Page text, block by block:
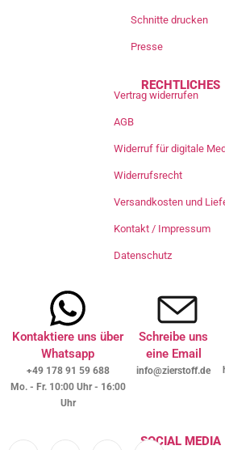
Schnitte drucken
Presse
RECHTLICHES
Vertrag widerrufen
AGB
Widerruf für digitale
Widerrufsrecht
Versandkosten und
Kontakt / Impressum
Datenschutz
Kontaktiere uns über
Whatsapp
+49 178 91 59 688
Mo. - Fr. 10:00 Uhr - 16:00
Uhr
Schreibe uns
eine Email
info@zierstoff.de
SOCIAL MEDIA